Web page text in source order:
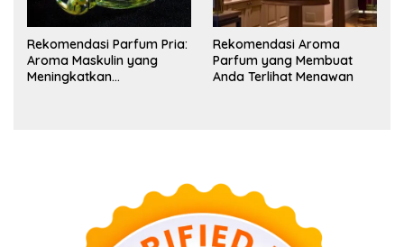
Rekomendasi Parfum Pria:
Aroma Maskulin yang
Meningkatkan
Rekomendasi Aroma
Parfum yang Membuat
Anda Terlihat Menawan